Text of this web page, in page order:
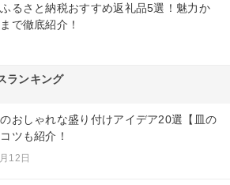
るさと納税おすすめ返礼品5選！魅力か
で徹底紹介！
ランキング
おしゃれな盛り付けアイデア20選【皿の
ツも紹介！
12日